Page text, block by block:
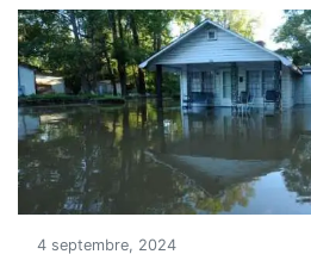
4 septembre, 2024